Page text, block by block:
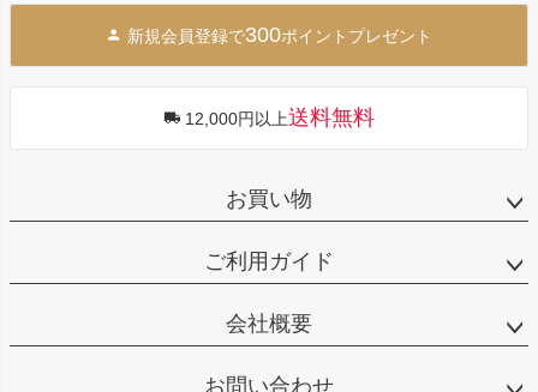
へ
新規会員登録で300ポイントプレゼント
12,000円以上送料無料
お買い物
ご利用ガイド
会社概要
お問い合わせ